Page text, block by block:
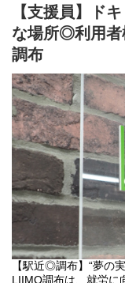
・就業の場所の変更
望と法人の合意が原則
・履歴書作成・面接対
・就業先（希望先企
・個別支援計画の作
●やりがい
利用者さまの不安や
クワク」に変わる瞬間
就職という“人生の転
「新しい人生」のお手
方、是非お待ちしてお
私たちは利用者様の
(変更の範囲）法人の
【支援員】ド
な場所◎利用
調布
【駅近◎調布】“夢の
LIIMO調布は、就労に